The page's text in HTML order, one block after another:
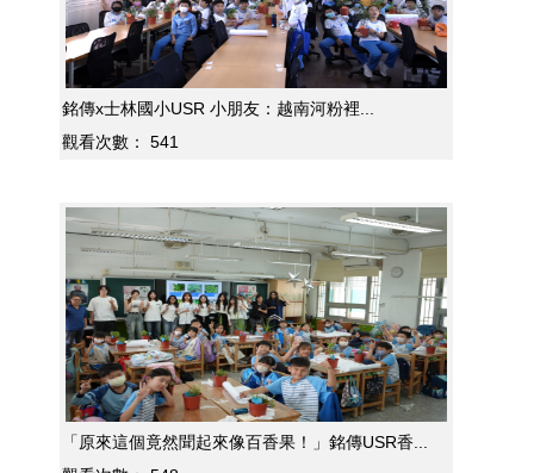
銘傳x士林國小USR 小朋友：越南河粉裡...
觀看次數：
541
「原來這個竟然聞起來像百香果！」銘傳USR香...